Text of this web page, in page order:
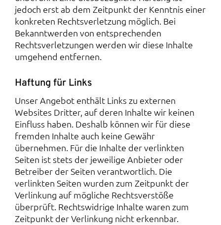
jedoch erst ab dem Zeitpunkt der Kenntnis einer
konkreten Rechtsverletzung möglich. Bei
Bekanntwerden von entsprechenden
Rechtsverletzungen werden wir diese Inhalte
umgehend entfernen.
Haftung für Links
Unser Angebot enthält Links zu externen
Websites Dritter, auf deren Inhalte wir keinen
Einfluss haben. Deshalb können wir für diese
fremden Inhalte auch keine Gewähr
übernehmen. Für die Inhalte der verlinkten
Seiten ist stets der jeweilige Anbieter oder
Betreiber der Seiten verantwortlich. Die
verlinkten Seiten wurden zum Zeitpunkt der
Verlinkung auf mögliche Rechtsverstöße
überprüft. Rechtswidrige Inhalte waren zum
Zeitpunkt der Verlinkung nicht erkennbar.